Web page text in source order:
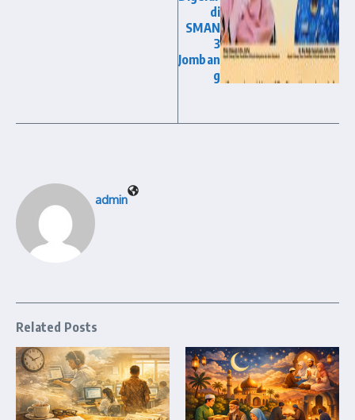
di
SMAN
3
Jomban
g
admin
Related Posts